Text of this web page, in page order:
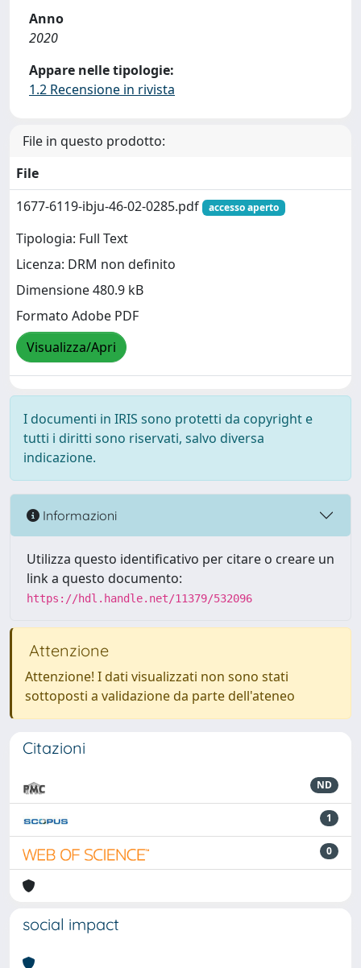
Anno
2020
Appare nelle tipologie:
1.2 Recensione in rivista
File in questo prodotto:
File
1677-6119-ibju-46-02-0285.pdf
accesso aperto
Tipologia: Full Text
Licenza: DRM non definito
Dimensione 480.9 kB
Formato Adobe PDF
Visualizza/Apri
I documenti in IRIS sono protetti da copyright e
tutti i diritti sono riservati, salvo diversa
indicazione.
Informazioni
Utilizza questo identificativo per citare o creare un
link a questo documento:
https://hdl.handle.net/11379/532096
Attenzione
Attenzione! I dati visualizzati non sono stati
sottoposti a validazione da parte dell'ateneo
Citazioni
ND
1
0
social impact